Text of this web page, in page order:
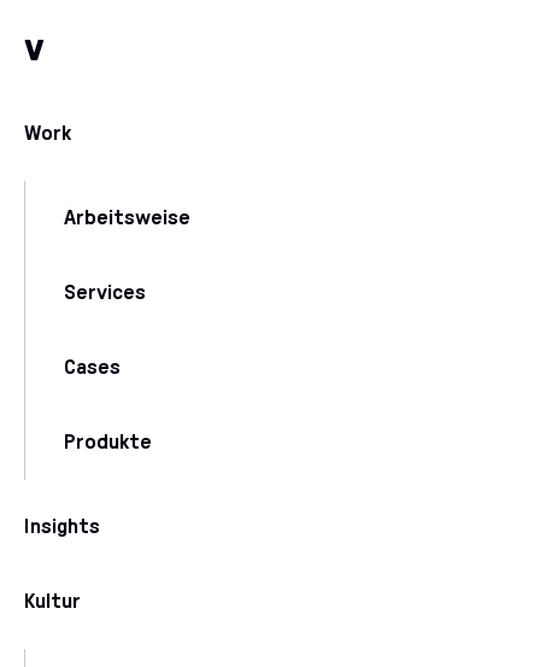
v
Work
Arbeitsweise
Services
Cases
Produkte
Insights
Kultur